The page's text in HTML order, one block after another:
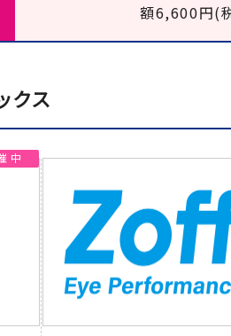
額6,600円(
クス